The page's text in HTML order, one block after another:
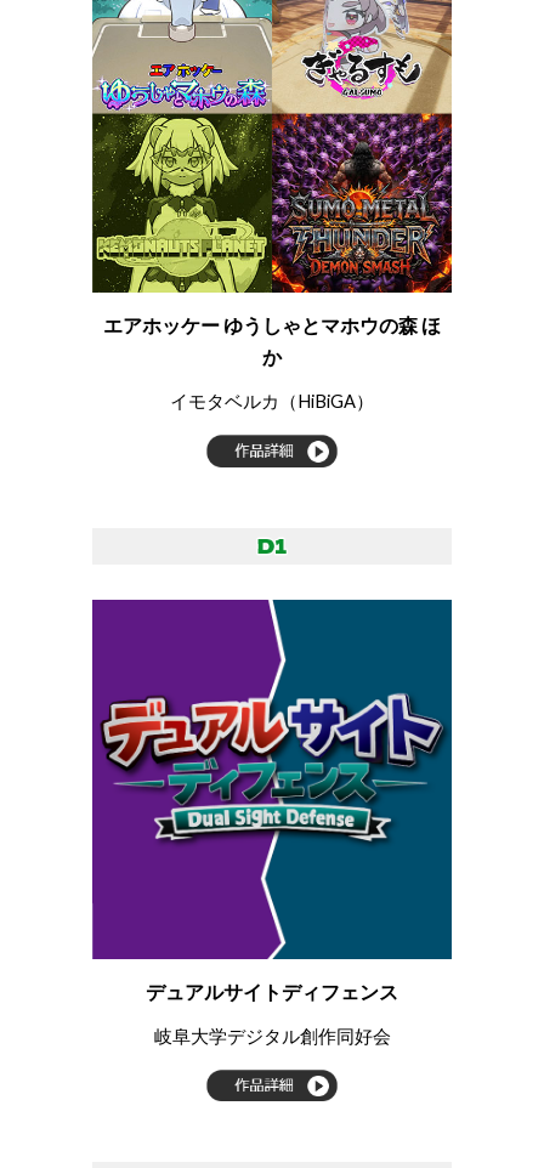
エアホッケー ゆうしゃとマホウの森 ほ
か
イモタベルカ（HiBiGA）
デュアルサイトディフェンス
岐阜大学デジタル創作同好会